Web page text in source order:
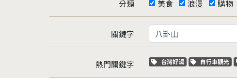
分類 美食 浪漫 購物
關鍵字
熱門關鍵字 關鍵字標籤
台灣好湯 關鍵字標籤
自行車觀光